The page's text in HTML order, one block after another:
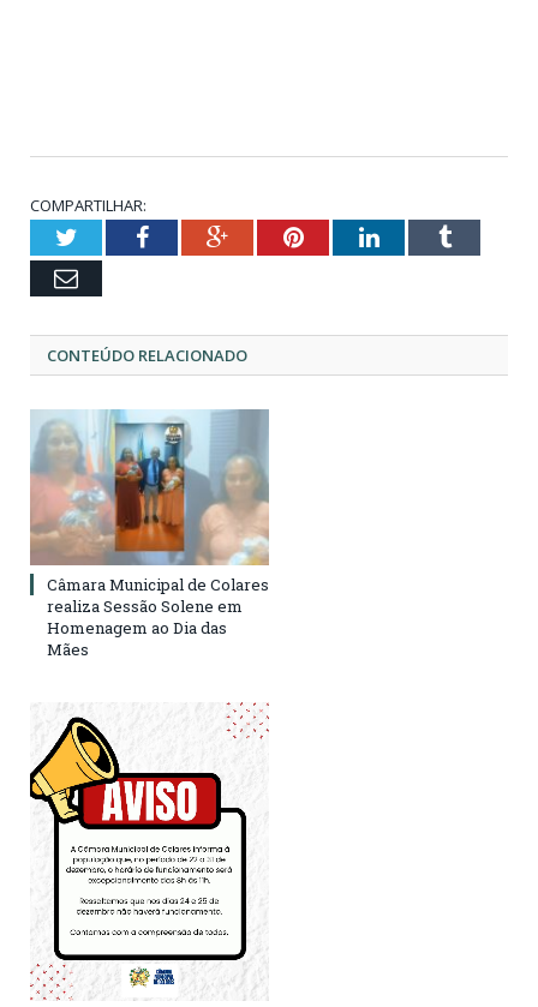
COMPARTILHAR:
TwitterFacebookGoogle+PinterestLinkedInTumblr
Email
CONTEÚDO RELACIONADO
Câmara Municipal de Colares
realiza Sessão Solene em
Homenagem ao Dia das
Mães